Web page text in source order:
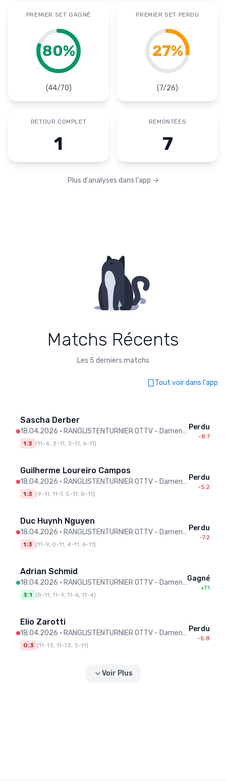
PREMIER SET GAGNÉ
80%
(44/70)
PREMIER SET PERDU
27%
(7/26)
RETOUR COMPLET
1
REMONTÉES
7
Plus d'analyses dans l'app →
Matchs Récents
Les 5 derniers matchs
Tout voir dans l'app
Sascha Derber
18.04.2026 • RANGLISTENTURNIER OTTV - Damen/Herren
1:3 (11-4, 3-11, 3-11, 6-11)
Perdu
-8.7
Guilherme Loureiro Campos
18.04.2026 • RANGLISTENTURNIER OTTV - Damen/Herren
1:3 (9-11, 11-7, 5-11, 8-11)
Perdu
-5.2
Duc Huynh Nguyen
18.04.2026 • RANGLISTENTURNIER OTTV - Damen/Herren
1:3 (11-9, 0-11, 4-11, 6-11)
Perdu
-7.2
Adrian Schmid
18.04.2026 • RANGLISTENTURNIER OTTV - Damen/Herren
3:1 (8-11, 11-9, 11-6, 11-4)
Gagné
+7.1
Elio Zarotti
18.04.2026 • RANGLISTENTURNIER OTTV - Damen/Herren
0:3 (11-13, 11-13, 3-11)
Perdu
-5.8
Voir Plus